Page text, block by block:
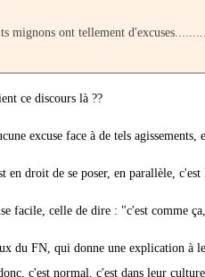
mignons ont tellement
ce discours là ??
excuse face à de tels agissements,
en droit de se poser, en parallèle,
facile, celle de dire : "c'est comme
du FN, qui donne une explication à
c'est normal, c'est dans leur